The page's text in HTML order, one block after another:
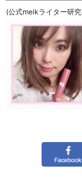
(公式meikライター研